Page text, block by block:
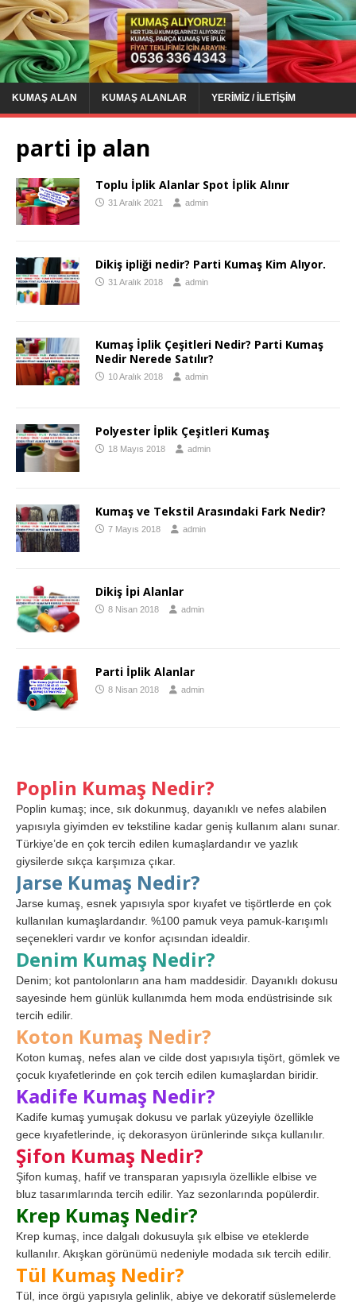
KUMAŞ ALAN KUMAŞ ALANLAR YERIMIZ / İLETIŞIM
parti ip alan
Toplu İplik Alanlar Spot İplik Alınır
31 Aralık 2021 admin
Dikiş ipliği nedir? Parti Kumaş Kim Alıyor.
31 Aralık 2018 admin
Kumaş İplik Çeşitleri Nedir? Parti Kumaş
Nedir Nerede Satılır?
10 Aralık 2018 admin
Polyester İplik Çeşitleri Kumaş
18 Mayıs 2018 admin
Kumaş ve Tekstil Arasındaki Fark Nedir?
7 Mayıs 2018 admin
Dikiş İpi Alanlar
8 Nisan 2018 admin
Parti İplik Alanlar
8 Nisan 2018 admin
Poplin Kumaş Nedir?
Poplin kumaş; ince, sık dokunmuş, dayanıklı ve nefes alabilen
yapısıyla giyimden ev tekstiline kadar geniş kullanım alanı sunar.
Türkiye’de en çok tercih edilen kumaşlardandır ve yazlık
giysilerde sıkça karşımıza çıkar.
Jarse Kumaş Nedir?
Jarse kumaş, esnek yapısıyla spor kıyafet ve tişörtlerde en çok
kullanılan kumaşlardandır. %100 pamuk veya pamuk-karışımlı
seçenekleri vardır ve konfor açısından idealdir.
Denim Kumaş Nedir?
Denim; kot pantolonların ana ham maddesidir. Dayanıklı dokusu
sayesinde hem günlük kullanımda hem moda endüstrisinde sık
tercih edilir.
Koton Kumaş Nedir?
Koton kumaş, nefes alan ve cilde dost yapısıyla tişört, gömlek ve
çocuk kıyafetlerinde en çok tercih edilen kumaşlardan biridir.
Kadife Kumaş Nedir?
Kadife kumaş yumuşak dokusu ve parlak yüzeyiyle özellikle
gece kıyafetlerinde, iç dekorasyon ürünlerinde sıkça kullanılır.
Şifon Kumaş Nedir?
Şifon kumaş, hafif ve transparan yapısıyla özellikle elbise ve
bluz tasarımlarında tercih edilir. Yaz sezonlarında popülerdir.
Krep Kumaş Nedir?
Krep kumaş, ince dalgalı dokusuyla şık elbise ve eteklerde
kullanılır. Akışkan görünümü nedeniyle modada sık tercih edilir.
Tül Kumaş Nedir?
Tül, ince örgü yapısıyla gelinlik, abiye ve dekoratif süslemelerde